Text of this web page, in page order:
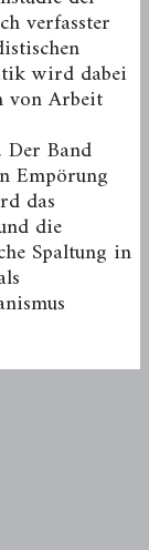
verfasster
wird dabei
von Arbeit
Der Band
Empörung
das
die
Spaltung in